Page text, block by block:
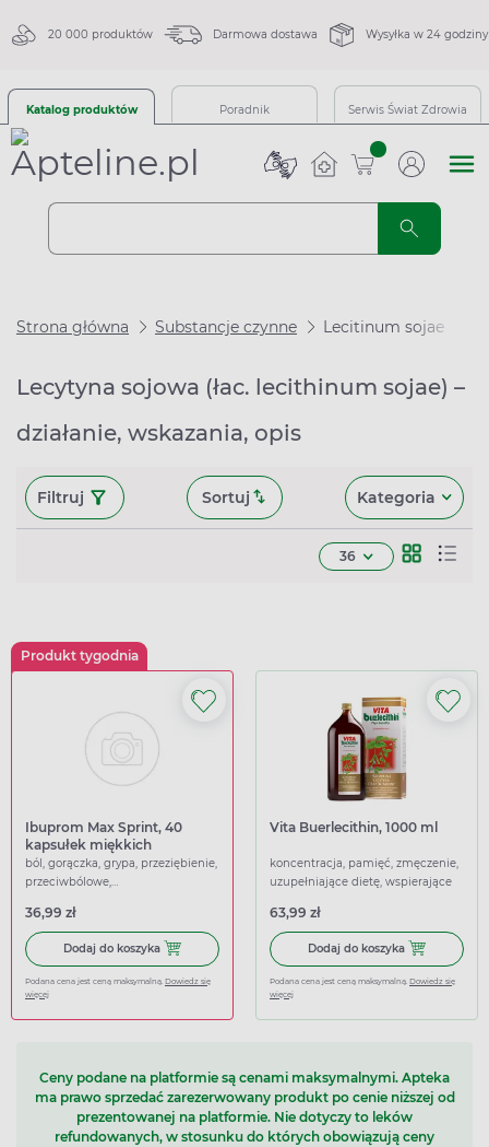
20 000 produktów Darmowa dostawa Wysyłka w 24 godziny
Katalog produktów Poradnik Serwis Świat Zdrowia
sztuk
Strona główna Substancje czynne Lecitinum sojae
Lecytyna sojowa (łac. lecithinum sojae) –
działanie, wskazania, opis
Filtruj Sortuj Kategoria
36
Produkt tygodnia
Ibuprom Max Sprint, 40
kapsułek miękkich
ból, gorączka, grypa, przeziębienie,
przeciwbólowe,
36,99 zł
Dodaj do koszyka Dodaj do koszyka Ibuprom Max Sprint, 40 kapsułek
Podana cena jest ceną maksymalną. Dowiedz się
więcej
Vita Buerlecithin, 1000 ml
koncentracja, pamięć, zmęczenie,
uzupełniające dietę, wspierające
63,99 zł
Dodaj do koszyka Dodaj do
Podana cena jest ceną maksymalną. Dowiedz się
więcej
Ceny podane na platformie są cenami maksymalnymi. Apteka
ma prawo sprzedać zarezerwowany produkt po cenie niższej od
prezentowanej na platformie. Nie dotyczy to leków
refundowanych, w stosunku do których obowiązują ceny